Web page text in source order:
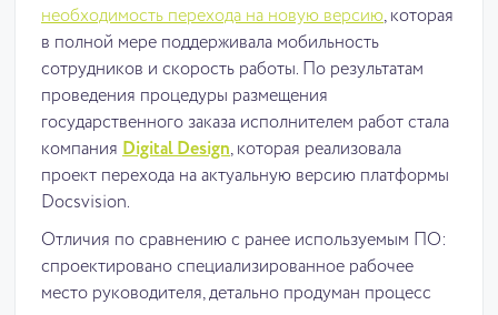
необходимость перехода на новую версию, которая
в полной мере поддерживала мобильность
сотрудников и скорость работы. По результатам
проведения процедуры размещения
государственного заказа исполнителем работ стала
компания Digital Design, которая реализовала
проект перехода на актуальную версию платформы
Docsvision.
Отличия по сравнению с ранее используемым ПО:
спроектировано специализированное рабочее
место руководителя, детально продуман процесс